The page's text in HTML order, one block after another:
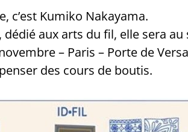
c’est Kumiko Nakayama.
dédié aux arts du fil, elle sera
– Paris – Porte de
des cours de boutis.